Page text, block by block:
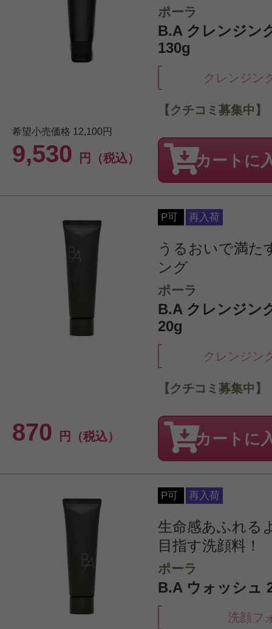
ポーラ
B.A クレンジン
130g
クレンジン
希望小売価格 12,100円
9,530 円（税込）
【クチコミ募集中】
カートに
P可 再入荷
うるおいで満た
ング
ポーラ
B.A クレンジン
20g
クレンジン
870 円（税込）
【クチコミ募集中】
カートに
P可 再入荷
生命感あふれる
目指す洗顔料！
ポーラ
B.A ウォッシュ
洗顔フ